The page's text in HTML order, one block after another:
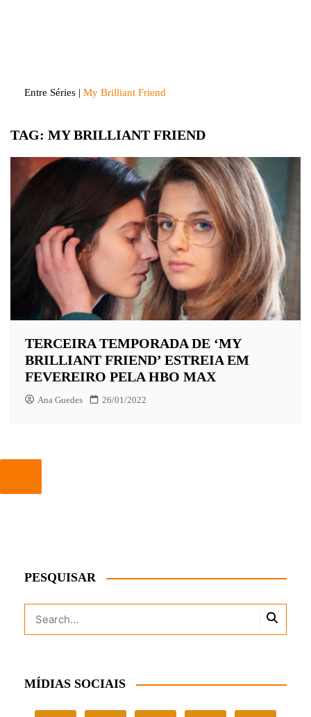
Entre Séries | My Brilliant Friend
TAG: MY BRILLIANT FRIEND
TERCEIRA TEMPORADA DE ‘MY
BRILLIANT FRIEND’ ESTREIA EM
FEVEREIRO PELA HBO MAX
Ana Guedes 26/01/2022
PESQUISAR
MÍDIAS SOCIAIS